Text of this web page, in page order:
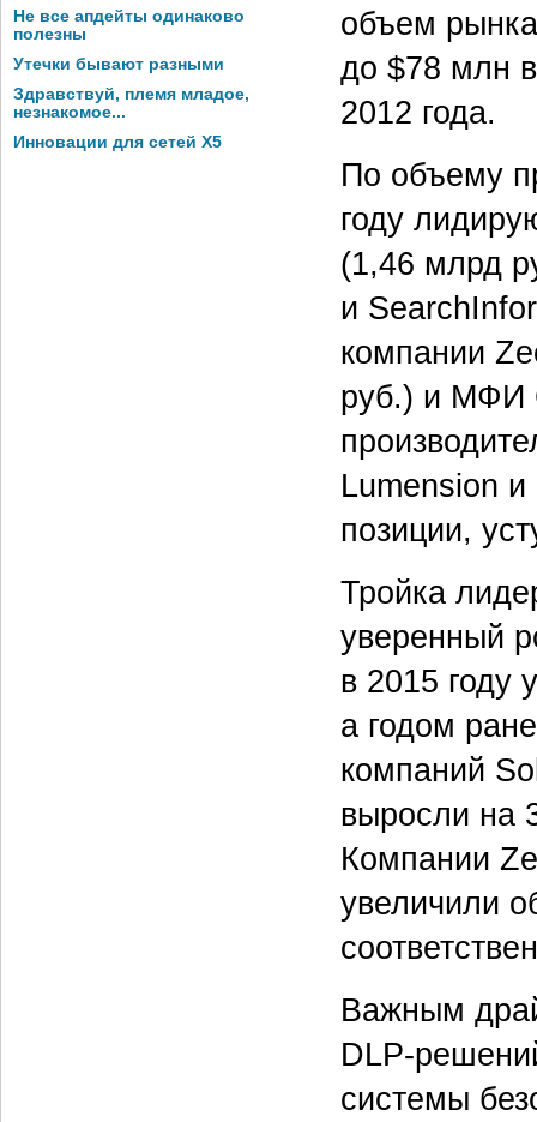
Не все апдейты одинаково
полезны
Утечки бывают разными
Здравствуй, племя младое,
незнакомое...
Инновации для сетей X5
объем
до $78 млн
2012 года.
По объему
году
(1,46 млрд
и
компании
руб.) и МФИ
Lumension
позиции,
Тройка
уверенный
в 2015 году
а годом
компаний
выросли на
Компании
увеличили
Важным
DLP-
системы